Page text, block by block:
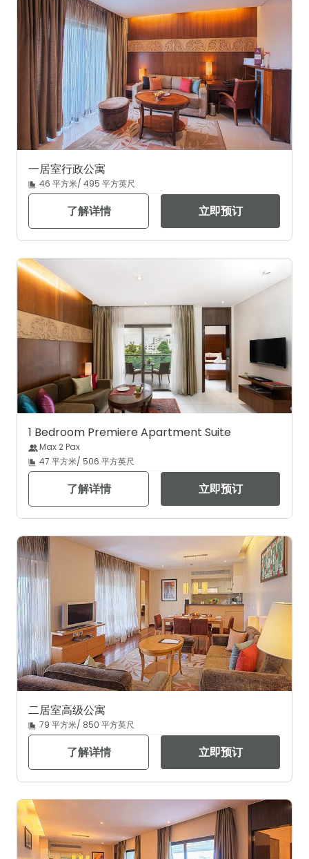
一居室行政公寓
46 平方米/ 495 平方英尺
了解详情 立即预订
1 Bedroom Premiere Apartment Suite
Max 2 Pax
47 平方米/ 506 平方英尺
了解详情 立即预订
二居室高级公寓
79 平方米/ 850 平方英尺
了解详情 立即预订